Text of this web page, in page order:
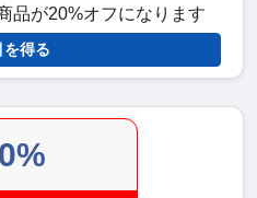
品が20%オフになります
を得る